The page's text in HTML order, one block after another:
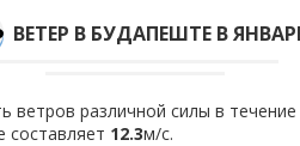
ВЕТЕР В БУДАПЕШТЕ В
ветров различной силы в
составляет 12.3м/с.